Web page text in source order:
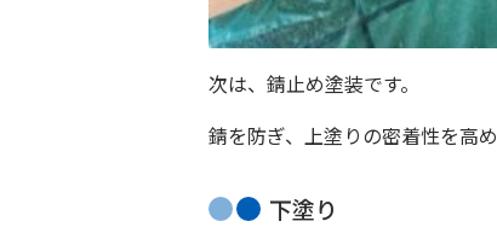
次は、錆止め塗装です。
錆を防ぎ、上塗りの密着性を高
下塗り